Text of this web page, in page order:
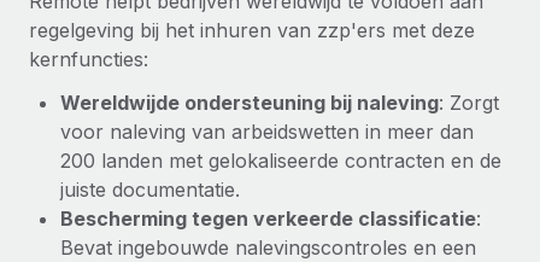
Stel snel compliant entiteiten op
Mobiliteit en overplaatsing
Plaats werknemers moeiteloos over
Secundaire arbeidsvoorwaarden
Eenvoudig secundaire arbeidsvoorwaarden
beheren
Belastingen
Naar de blog
BLOG
Productupdates van Remote: Gusto- en Xero-
integraties en Contractor Management Plus
regelgeving bij het inhuren van zzp'ers met deze
kernfuncties:
Wereldwijde ondersteuning bij naleving: Zorgt
voor naleving van arbeidswetten in meer dan
200 landen met gelokaliseerde contracten en de
juiste documentatie.
Bescherming tegen verkeerde classificatie:
Bevat ingebouwde nalevingscontroles en een